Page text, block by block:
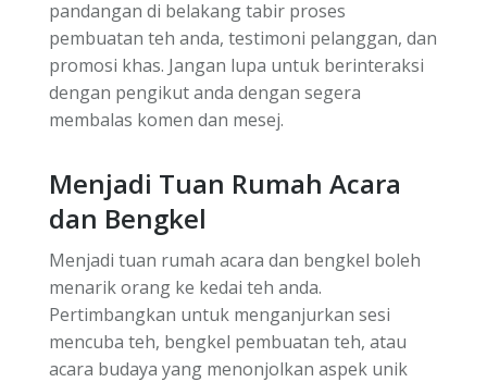
pandangan di belakang tabir proses
pembuatan teh anda, testimoni pelanggan, dan
promosi khas. Jangan lupa untuk berinteraksi
dengan pengikut anda dengan segera
membalas komen dan mesej.
Menjadi Tuan Rumah Acara
dan Bengkel
Menjadi tuan rumah acara dan bengkel boleh
menarik orang ke kedai teh anda.
Pertimbangkan untuk menganjurkan sesi
mencuba teh, bengkel pembuatan teh, atau
acara budaya yang menonjolkan aspek unik